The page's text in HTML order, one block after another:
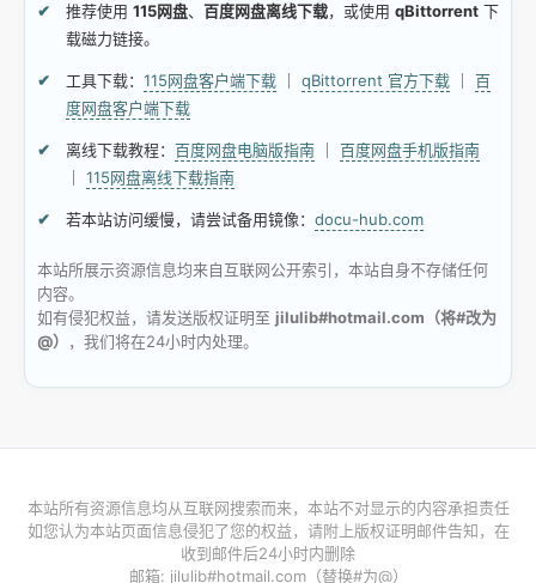
推荐使用 115网盘、 百度网盘离线下载，或使用 qBittorrent 下
载磁力链接。
工具下载： 115网盘客户端下载 qBittorrent 官方下载
百
度网盘客户端下载
离线下载教程： 百度网盘电脑版指南
百度网盘手机版指南
115网盘离线下载指南
若本站访问缓慢，请尝试备用镜像： docu-hub.com
本站所展示资源信息均来自互联网公开索引，本站自身不存储任何
内容。
如有侵犯权益，请发送版权证明至 jilulib#hotmail.com（将#改为
@）
，我们将在24小时内处理。
本站所有资源信息均从互联网搜索而来，本站不对显示的内容承担责任
如您认为本站页面信息侵犯了您的权益，请附上版权证明邮件告知，在
收到邮件后24小时内删除
邮箱: jilulib#hotmail.com（替换#为@）